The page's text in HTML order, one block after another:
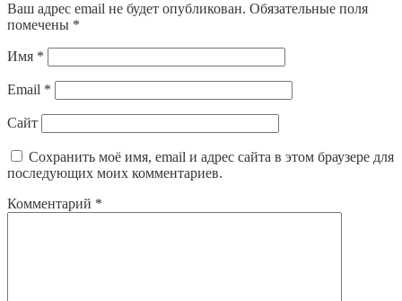
Ваш адрес email не будет опубликован. Обязательные поля
помечены *
Имя *
Email *
Сайт
Сохранить моё имя, email и адрес сайта в этом браузере для
последующих моих комментариев.
Комментарий *